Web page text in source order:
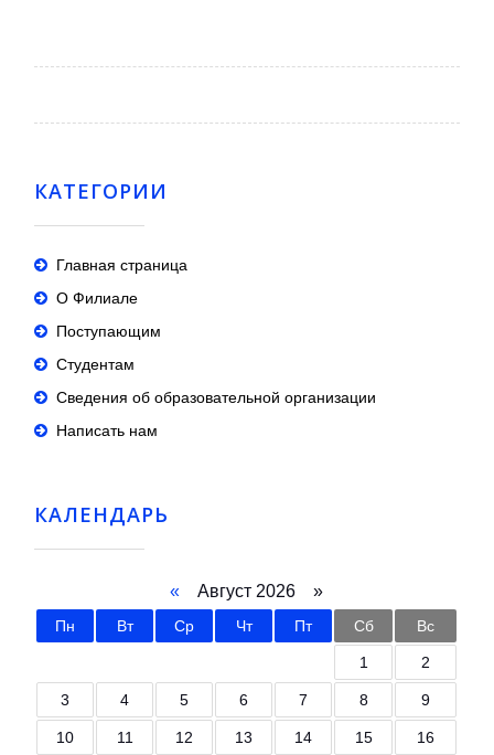
КАТЕГОРИИ
Главная страница
О Филиале
Поступающим
Студентам
Сведения об образовательной организации
Написать нам
КАЛЕНДАРЬ
« Август 2026 »
Пн Вт Ср Чт Пт Сб Вс
1 2
3 4 5 6 7 8 9
10 11 12 13 14 15 16